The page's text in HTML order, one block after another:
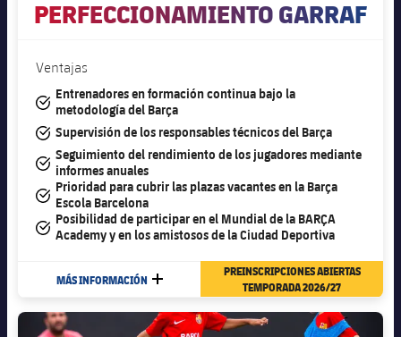
PERFECCIONAMIENTO GARRAF
Ventajas
#tick
Entrenadores en formación continua bajo la
metodología del Barça
#tick
Supervisión de los responsables técnicos del Barça
#tick
Seguimiento del rendimiento de los jugadores mediante
informes anuales
#tick
Prioridad para cubrir las plazas vacantes en la Barça
Escola Barcelona
#tick
Posibilidad de participar en el Mundial de la BARÇA
Academy y en los amistosos de la Ciudad Deportiva
MÁS INFORMACIÓN MÁS
PREINSCRIPCIONES ABIERTAS
TEMPORADA 2026/27